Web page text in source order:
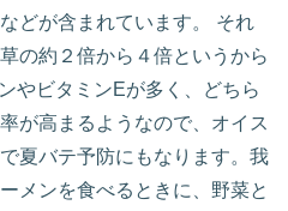
どが含まれています。 それ
の約２倍から４倍というから
やビタミンEが多く、どちら
が高まるようなので、オイス
夏バテ予防にもなります。我
メンを食べるときに、野菜と